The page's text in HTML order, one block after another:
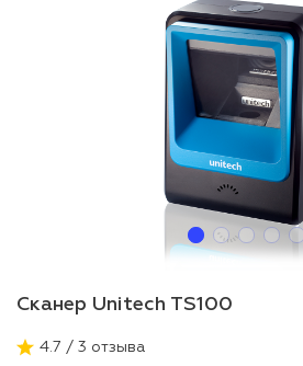
Сканер Unitech TS100
4.7 / 3 отзыва